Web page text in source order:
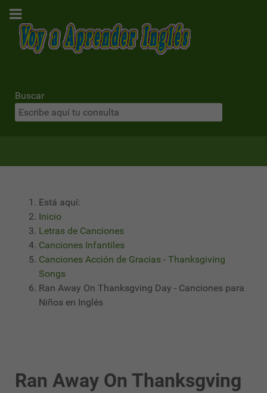
Buscar
Está aquí:
Inicio
Letras de Canciones
Canciones Infantiles
Canciones Acción de Gracias - Thanksgiving
Songs
Ran Away On Thanksgving Day - Canciones para
Niños en Inglés
Ran Away On Thanksgving